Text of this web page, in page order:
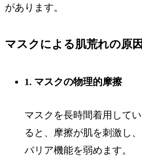
があります。
マスクによる肌荒れの原因
1. マスクの物理的摩擦
マスクを長時間着用してい
ると、摩擦が肌を刺激し、
バリア機能を弱めます。